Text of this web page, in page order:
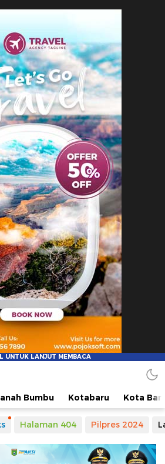
Faktual dan Mendidik
Bumbu Kotabaru Kota
Halaman 404 Pilpres 2024